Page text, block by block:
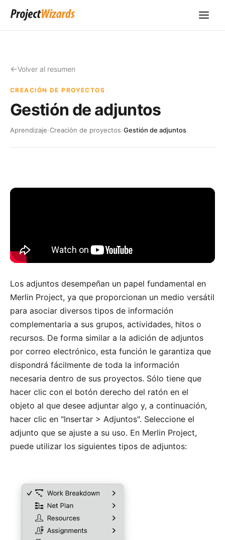
Volver al resumen
CREACIÓN DE PROYECTOS
Gestión de adjuntos
Aprendizaje›Creación de proyectos›Gestión de adjuntos
Los adjuntos desempeñan un papel fundamental en
Merlin Project, ya que proporcionan un medio versátil
para asociar diversos tipos de información
complementaria a sus grupos, actividades, hitos o
recursos. De forma similar a la adición de adjuntos
por correo electrónico, esta función le garantiza que
dispondrá fácilmente de toda la información
necesaria dentro de sus proyectos. Sólo tiene que
hacer clic con el botón derecho del ratón en el
objeto al que desee adjuntar algo y, a continuación,
hacer clic en "Insertar > Adjuntos". Seleccione el
adjunto que se ajuste a su uso. En Merlin Project,
puede utilizar los siguientes tipos de adjuntos: